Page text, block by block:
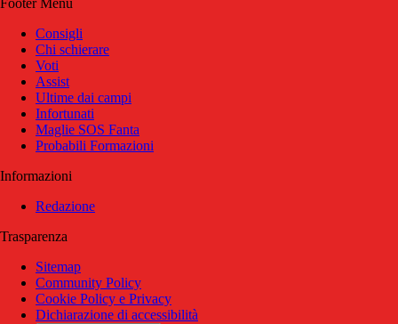
Footer Menu
Consigli
Chi schierare
Voti
Assist
Ultime dai campi
Infortunati
Maglie SOS Fanta
Probabili Formazioni
Informazioni
Redazione
Trasparenza
Sitemap
Community Policy
Cookie Policy e Privacy
Dichiarazione di accessibilità